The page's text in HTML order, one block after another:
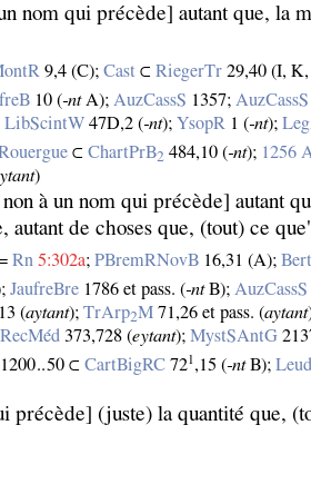
nom qui précède] autant que, la
9,4 (C);Cast ⊂RiegerTr 29,40 (I,
10 (‑ntA);AuzCassS 1357;AuzCassS
LibScintW 47D,2 (‑nt);YsopR 1 (‑nt);
⊂ChartPrB2 484,10 (‑nt); 1256
)
à un nom qui précède] autant
de choses que, (tout) ce que'
Rn 5:302a;PBremRNovB 16,31 (A);
JaufreBre 1786 et pass. (‑ntB); AuzCassS
(aytant);TrArp2M 71,26 et pass. (aytant
373,728 (eytant);MystSAntG
⊂CartBigRC 721 ,15 (‑ntB);
précède] (juste) la quantité que,